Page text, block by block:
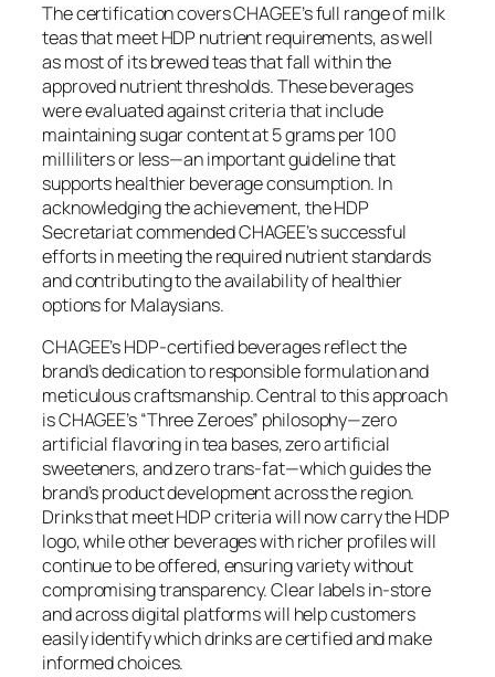
The certification covers CHAGEE’s full range of milk
teas that meet HDP nutrient requirements, as well
as most of its brewed teas that fall within the
approved nutrient thresholds. These beverages
were evaluated against criteria that include
maintaining sugar content at 5 grams per 100
milliliters or less—an important guideline that
supports healthier beverage consumption. In
acknowledging the achievement, the HDP
Secretariat commended CHAGEE’s successful
efforts in meeting the required nutrient standards
and contributing to the availability of healthier
options for Malaysians.
CHAGEE’s HDP-certified beverages reflect the
brand’s dedication to responsible formulation and
meticulous craftsmanship. Central to this approach
is CHAGEE’s “Three Zeroes” philosophy—zero
artificial flavoring in tea bases, zero artificial
sweeteners, and zero trans-fat—which guides the
brand’s product development across the region.
Drinks that meet HDP criteria will now carry the HDP
logo, while other beverages with richer profiles will
continue to be offered, ensuring variety without
compromising transparency. Clear labels in-store
and across digital platforms will help customers
easily identify which drinks are certified and make
informed choices.